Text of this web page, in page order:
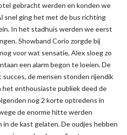
gebracht werden en konden we
snel ging het met de bus richting
In het stadhuis werden we eerst
Showband Corio zorgde bij
voor wat sensatie, Alex sloeg zo
een alarm begon te loeien. De
de mensen stonden rijendik
het enthousiaste publiek deed de
nog 2 korte optredens in
de enorme hitte werden
in de kast gelaten. De oudjes hebben